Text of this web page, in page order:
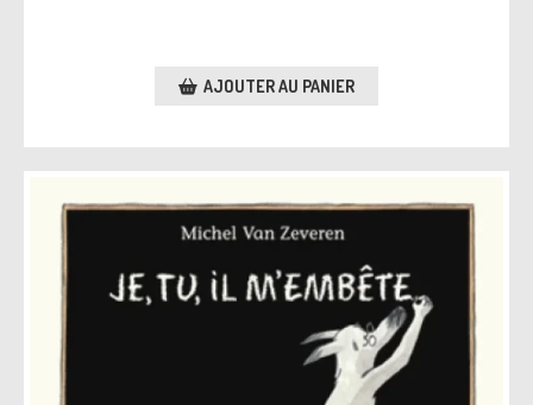
AJOUTER AU PANIER